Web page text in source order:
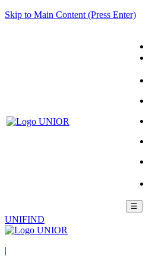
Skip to Main Content (Press Enter)
☰
UNIFIND
|